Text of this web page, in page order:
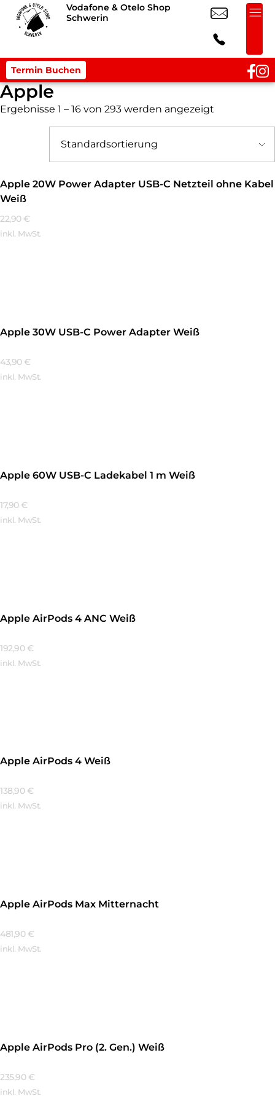
Vodafone & Otelo Shop
Schwerin
Termin Buchen
Apple
Ergebnisse 1 – 16 von 293 werden angezeigt
Apple 20W Power Adapter USB-C Netzteil ohne Kabel
Weiß
22,90 €
inkl. MwSt.
Apple 30W USB-C Power Adapter Weiß
43,90 €
inkl. MwSt.
Apple 60W USB-C Ladekabel 1 m Weiß
17,90 €
inkl. MwSt.
Apple AirPods 4 ANC Weiß
192,90 €
inkl. MwSt.
Apple AirPods 4 Weiß
138,90 €
inkl. MwSt.
Apple AirPods Max Mitternacht
481,90 €
inkl. MwSt.
Apple AirPods Pro (2. Gen.) Weiß
235,90 €
inkl. MwSt.